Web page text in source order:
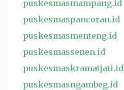
puskesmasmampang.id
puskesmaspancoran.id
puskesmasmenteng.id
puskesmassenen.id
puskesmaskramatjati.id
puskesmasngambeg.id